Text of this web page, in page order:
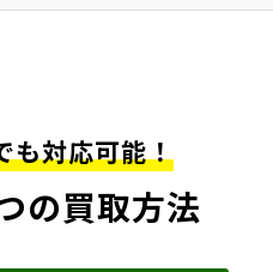
も対応可能！
の買取方法